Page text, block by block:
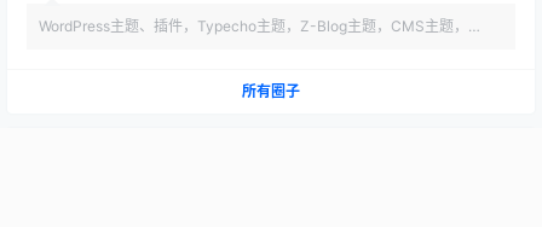
WordPress主题、插件，Typecho主题，Z-Blog主题，CMS主题，
所有圈子